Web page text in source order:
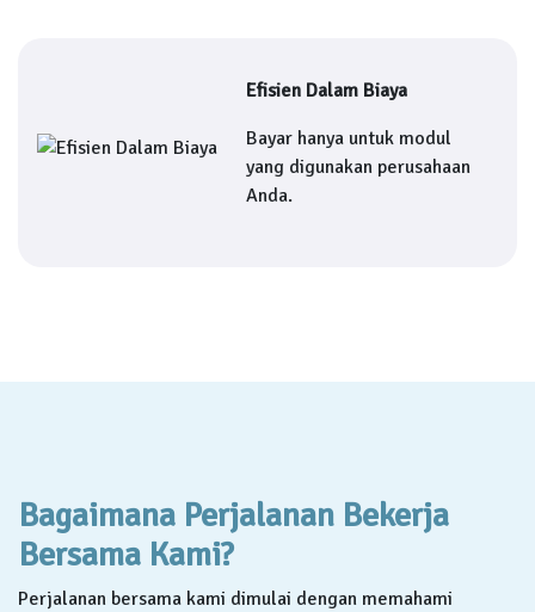
Efisien Dalam Biaya
Bayar hanya untuk modul
yang digunakan perusahaan
Anda.
Bagaimana Perjalanan Bekerja
Bersama Kami?
Perjalanan bersama kami dimulai dengan memahami